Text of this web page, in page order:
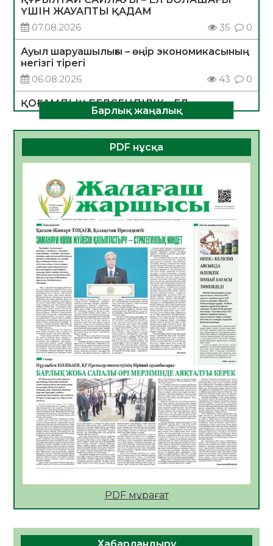
ҮШІН ЖАУАПТЫ ҚАДАМ
07.08.2026
35 0
Ауыл шаруашылығы – өңір экономикасының
негізгі тірегі
06.08.2026
43 0
ҚОҒАМДЫҚ БЕЛСЕНДІЛІК – ЕЛ
ДАМУЫНЫҢ НЕГІЗІ
06.08.2026
40 0
ҚҰРЫЛТАЙ САЙЛАУЫ – БОЛАШАҚҚА
БАСТАР ЖАУАПТЫ ТАҢДАУ
06.08.2026
Инфекциялық ауруларға қарсы иммундау
жұмыстарының тиімділігі
06.08.2026
45
Көкжөтел ауруы туралы
06.08.2026
41
АПВ вакцинасы туралы мәлімет
06.08.2026
40
Open Air: Қызылорда облысы полиция
департаменті 20 мыңнан астам
көрерменнің қауіпсіздігін қамтамасыз етті
06.08.2026
53
ҚЫЗЫЛОРДАДА «САНАЛЫ ҰРПАҚ –
ЖАРҚЫН БОЛАШАҚ» АТТЫ КЕҢЕЙТІЛГЕН
МӘЖІЛІС ӨТТІ
05.08.2026
53
Қазақстан Орталық Азиядағы көшуге ең
азаматтың міндеті
Барлық жаңалық
PDF нұсқа
PDF мұрағат